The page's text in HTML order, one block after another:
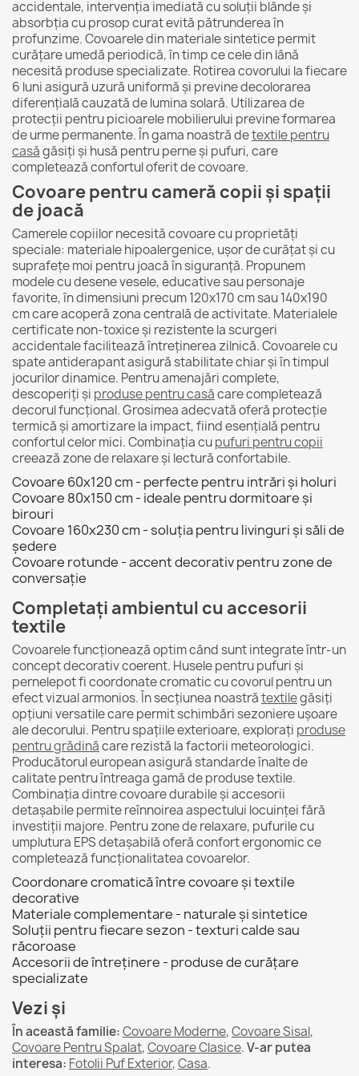
accidentale, intervenția imediată cu soluții blânde și
absorbția cu prosop curat evită pătrunderea în
profunzime. Covoarele din materiale sintetice permit
curățare umedă periodică, în timp ce cele din lână
necesită produse specializate. Rotirea covorului la fiecare
6 luni asigură uzură uniformă și previne decolorarea
diferențială cauzată de lumina solară. Utilizarea de
protecții pentru picioarele mobilierului previne formarea
de urme permanente. În gama noastră detextile pentru
casăgăsiți și husă pentru perne și pufuri, care
completează confortul oferit de covoare.
Covoare pentru cameră copii și spații
de joacă
Camerele copiilor necesită covoare cu proprietăți
speciale: materiale hipoalergenice, ușor de curățat și cu
suprafețe moi pentru joacă în siguranță. Propunem
modele cu desene vesele, educative sau personaje
favorite, în dimensiuni precum 120x170 cm sau 140x190
cm care acoperă zona centrală de activitate. Materialele
certificate non-toxice și rezistente la scurgeri
accidentale facilitează întreținerea zilnică. Covoarele cu
spate antiderapant asigură stabilitate chiar și în timpul
jocurilor dinamice. Pentru amenajări complete,
descoperiți și produse pentru casăcare completează
decorul funcțional. Grosimea adecvată oferă protecție
termică și amortizare la impact, fiind esențială pentru
confortul celor mici. Combinația cupufuri pentru copii
creează zone de relaxare și lectură confortabile.
Covoare 60x120 cm - perfecte pentru intrări și holuri
Covoare 80x150 cm - ideale pentru dormitoare și
birouri
Covoare 160x230 cm - soluția pentru livinguri și săli de
ședere
Covoare rotunde - accent decorativ pentru zone de
conversație
Completați ambientul cu accesorii
textile
Covoarele funcționează optim când sunt integrate într-un
concept decorativ coerent. Husele pentru pufuri și
pernelepot fi coordonate cromatic cu covorul pentru un
efect vizual armonios. În secțiunea noastrătextilegăsiți
opțiuni versatile care permit schimbări sezoniere ușoare
ale decorului. Pentru spațiile exterioare, explorați produse
pentru grădinăcare rezistă la factorii meteorologici.
Producătorul european asigură standarde înalte de
calitate pentru întreaga gamă de produse textile.
Combinația dintre covoare durabile și accesorii
detașabile permite reînnoirea aspectului locuinței fără
investiții majore. Pentru zone de relaxare, pufurile cu
umplutura EPS detașabilă oferă confort ergonomic ce
completează funcționalitatea covoarelor.
Coordonare cromatică între covoare și textile
decorative
Materiale complementare - naturale și sintetice
Soluții pentru fiecare sezon - texturi calde sau
răcoroase
Accesorii de întreținere - produse de curățare
specializate
Vezi și
În această familie:Covoare Moderne,Covoare Sisal,
Covoare Pentru Spalat,Covoare Clasice.V-ar putea
interesa: Fotolii Puf Exterior,Casa.